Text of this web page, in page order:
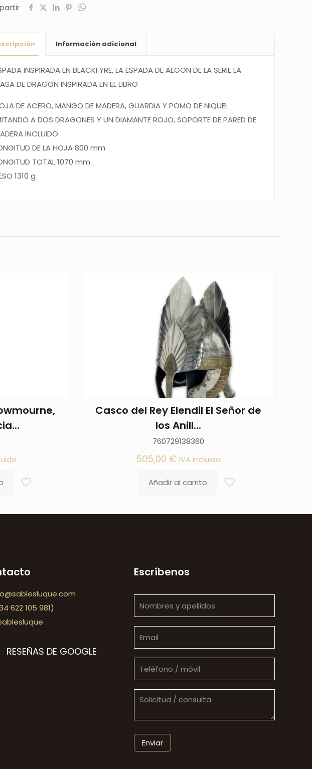
Información adicional
INSPIRADA EN BLACKFYRE, LA ESPADA DE AEGONDE LA SERIE LA
DE DRAGON INSPIRADA EN EL LIBRO
DE ACERO, MANGO DE MADERA,GUARDIAYPOMO DE NIQUEL
A DOS DRAGONES Y UN DIAMANTE ROJO, SOPORTE DE PARED DE
INCLUIDO
DE LA HOJA 800 mm
TOTAL 1070 mm
1310 g
Casco del Rey Elendil El Señor de
los Anill...
760729138360
505,00 € IVA incluido
Añadir al carrito
622 105 981)
RESEÑAS DE GOOGLE
Escríbenos